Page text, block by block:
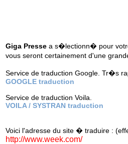
Giga Presse a s�lectionn� pour
vous seront certainement d'une
Service de traduction Google. Tr�s
GOOGLE traduction
Service de traduction Voila.
VOILA / SYSTRAN traduction
Voici l'adresse du site � traduire :
http://www.week.com/